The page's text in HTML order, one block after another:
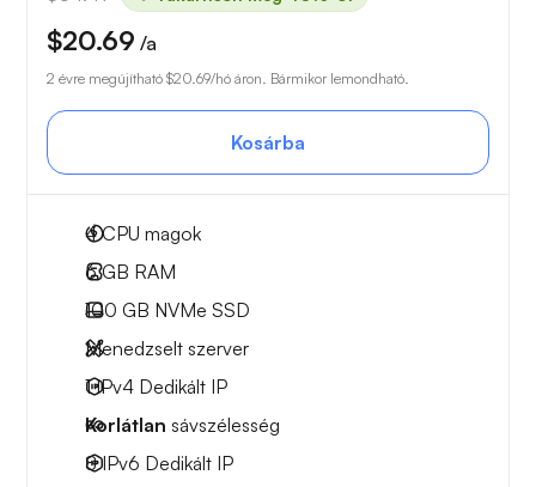
$20.69 /a
2 évre megújítható $20.69/hó áron. Bármikor lemondható.
Kosárba
4CPU magok
6 GB RAM
100 GB NVMe SSD
Menedzselt szerver
1 IPv4 Dedikált IP
Korlátlan sávszélesség
8 IPv6 Dedikált IP